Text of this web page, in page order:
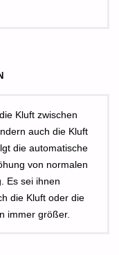
Kluft zwischen
auch die Kluft
die automatische
von normalen
Es sei ihnen
die Kluft oder die
immer größer.